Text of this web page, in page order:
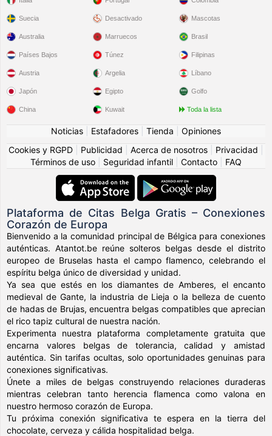
Suecia Desactivado Mascotas
Australia
Países Bajos
Austria
Japón
China
Marruecos
Túnez
Argelia
Egipto
Kuwait
Brasil
Filipinas
Líbano
Golfo
Toda la lista
Noticias Estafadores Tienda
Opiniones
Cookies y RGPD
Publicidad Acerca de nosotros Privacidad
Términos de uso
Seguridad infantil Contacto FAQ
Plataforma de Citas Belga Gratis – Conexiones
Corazón de Europa
Bienvenido a la comunidad principal de Bélgica para conexiones
auténticas. Atantot.be reúne solteros belgas desde el distrito
europeo de Bruselas hasta el campo flamenco, celebrando el
espíritu belga único de diversidad y unidad.
Ya sea que estés en los diamantes de Amberes, el encanto
medieval de Gante, la industria de Lieja o la belleza de cuento
de hadas de Brujas, encuentra belgas compatibles que aprecian
el rico tapiz cultural de nuestra nación.
Experimenta nuestra plataforma completamente gratuita que
encarna valores belgas de tolerancia, calidad y amistad
auténtica. Sin tarifas ocultas, solo oportunidades genuinas para
conexiones significativas.
Únete a miles de belgas construyendo relaciones duraderas
mientras celebran tanto herencia flamenca como valona en
nuestro hermoso corazón de Europa.
Tu próxima conexión significativa te espera en la tierra del
chocolate, cerveza y cálida hospitalidad belga.